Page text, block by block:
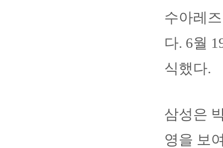
수아레
다. 6월
식했다.
삼성은
영을 보